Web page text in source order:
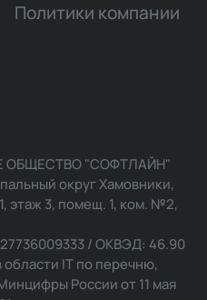
Политики компании
ОБЩЕСТВО "СОФТЛАЙН"
округ Хамовники,
этаж 3, помещ. 1, ком. №2,
/ ОКВЭД: 46.90
IT по перечню,
России от 11 мая